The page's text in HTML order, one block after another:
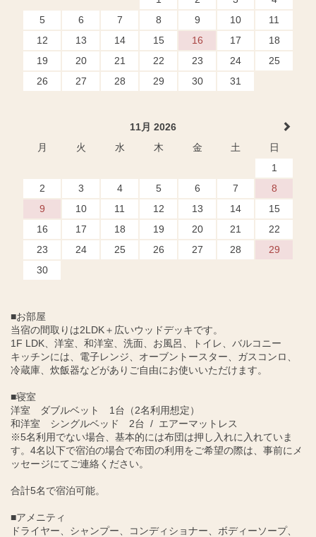
5
6 7 8 9 10
11
12
13 14 15 16 17
18
19
20 21 22 23 24
25
26
27 28 29 30 31
11月 2026
月
火 水 木 金 土
日
1
2
3 4 5 6 7
8
9
10 11 12 13 14
15
16
17 18 19 20 21
22
23
24 25 26 27 28
29
30
■お部屋
当宿の間取りは2LDK＋広いウッドデッキです。
1F LDK、洋室、和洋室、洗面、お風呂、トイレ、バルコニー
キッチンには、電子レンジ、オーブントースター、ガスコンロ、
冷蔵庫、炊飯器などがありご自由にお使いいただけます。
■寝室
洋室 ダブルベット 1台（2名利用想定）
和洋室 シングルベッド 2台 / エアーマットレス
※5名利用でない場合、基本的には布団は押し入れに入れていま
す。4名以下で宿泊の場合で布団の利用をご希望の際は、事前にメ
ッセージにてご連絡ください。
合計5名で宿泊可能。
■アメニティ
ドライヤー、シャンプー、コンディショナー、ボディーソープ、